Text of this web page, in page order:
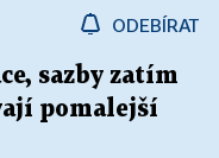
ODEBÍRAT
sazby zatím
pomalejší